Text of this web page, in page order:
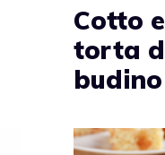
Cotto
torta
budino